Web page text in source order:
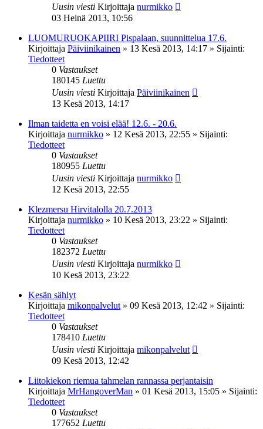
Uusin viesti Kirjoittaja nurmikko
03 Heinä 2013, 10:56
LUOMURUOKAPIIRI Pispalaan, suunnittelua 17.6.
Kirjoittaja Päiviinikainen » 13 Kesä 2013, 14:17 » Sijainti:
Tiedotteet
0 Vastaukset
180145 Luettu
Uusin viesti Kirjoittaja Päiviinikainen
13 Kesä 2013, 14:17
Ilman taidetta en voisi elää! 12.6. - 20.6.
Kirjoittaja nurmikko » 12 Kesä 2013, 22:55 » Sijainti:
Tiedotteet
0 Vastaukset
180955 Luettu
Uusin viesti Kirjoittaja nurmikko
12 Kesä 2013, 22:55
Klezmersu Hirvitalolla 20.7.2013
Kirjoittaja nurmikko » 10 Kesä 2013, 23:22 » Sijainti:
Tiedotteet
0 Vastaukset
182372 Luettu
Uusin viesti Kirjoittaja nurmikko
10 Kesä 2013, 23:22
Kesän sählyt
Kirjoittaja mikonpalvelut » 09 Kesä 2013, 12:42 » Sijainti:
Tiedotteet
0 Vastaukset
178410 Luettu
Uusin viesti Kirjoittaja mikonpalvelut
09 Kesä 2013, 12:42
Liitokiekon riemua tahmelan rannassa perjantaisin
Kirjoittaja MrHangoverMan » 01 Kesä 2013, 15:05 » Sijainti:
Tiedotteet
0 Vastaukset
177652 Luettu